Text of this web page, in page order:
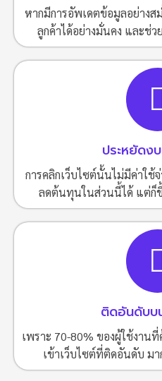
หากมีการอัพเดตข้อมูลอย่างส
ลูกค้าได้อย่างมั่นคง และช่ว
ประหยัดง
การคลิกเว็บไซต์นั้นไม่มีค่าใช้
ลดต้นทุนในส่วนนี้ได้ แต่ก็
ติดอันดับบ
เพราะ 70-80% ของผู้ใช้งาน
เข้าเว็บไซต์ที่ติดอันดับ ม